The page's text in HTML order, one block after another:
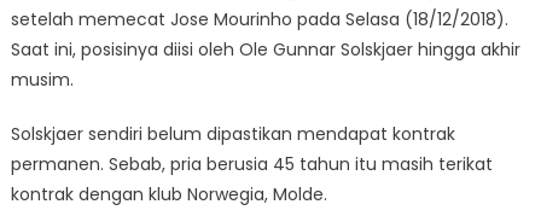
setelah memecat Jose Mourinho pada Selasa (18/12/2018).
Saat ini, posisinya diisi oleh Ole Gunnar Solskjaer hingga akhir
musim.
Solskjaer sendiri belum dipastikan mendapat kontrak
permanen. Sebab, pria berusia 45 tahun itu masih terikat
kontrak dengan klub Norwegia, Molde.